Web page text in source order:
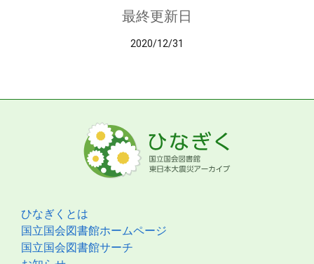
最終更新日
2020/12/31
ひなぎくとは
国立国会図書館ホームページ
国立国会図書館サーチ